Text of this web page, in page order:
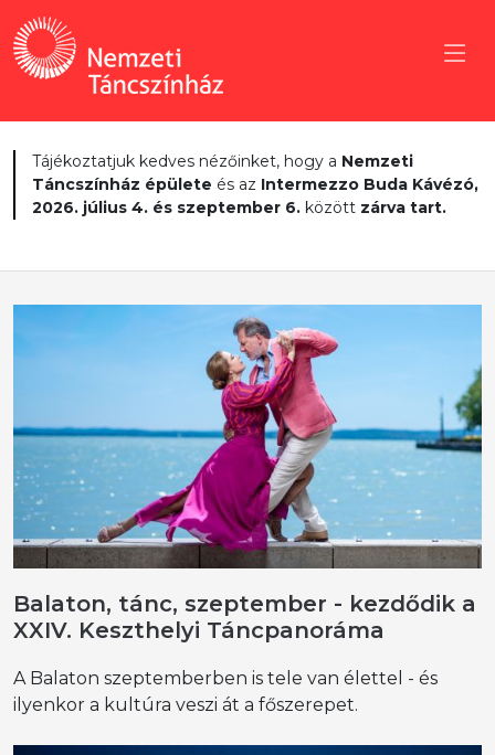
Tájékoztatjuk kedves nézőinket, hogy a Nemzeti
Táncszínház épülete és az Intermezzo Buda Kávézó,
2026. július 4. és szeptember 6. között zárva tart.
Balaton, tánc, szeptember - kezdődik a
XXIV. Keszthelyi Táncpanoráma
A Balaton szeptemberben is tele van élettel - és
ilyenkor a kultúra veszi át a főszerepet.